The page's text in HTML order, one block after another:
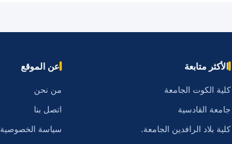
الأكثر متابعة
كلية الكوت الجامعة
جامعة القادسية
كلية بلاد الرافدين الجامعة.
عن الموقع
من نحن
اتصل بنا
سياسة الخصوصية